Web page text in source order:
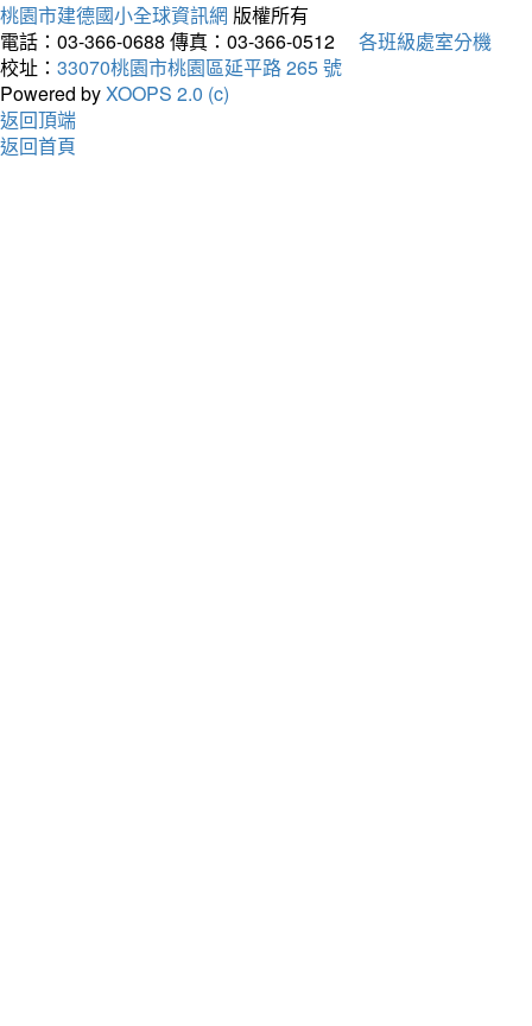
桃園市建德國小全球資訊網 版權所有
電話：03-366-0688 傳真：03-366-0512
各班級處室分機
校址： 33070桃園市桃園區延平路 265 號
Powered byXOOPS 2.0 (c)
返回頂端
返回首頁